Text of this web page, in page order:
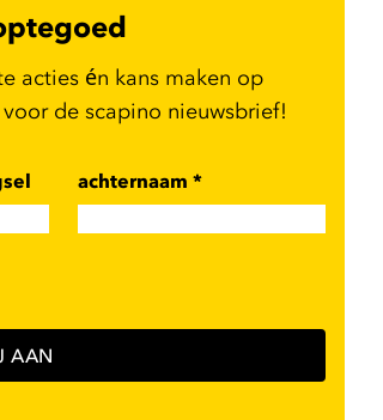
acties én kans maken op
de scapino nieuwsbrief!
achternaam*
AAN